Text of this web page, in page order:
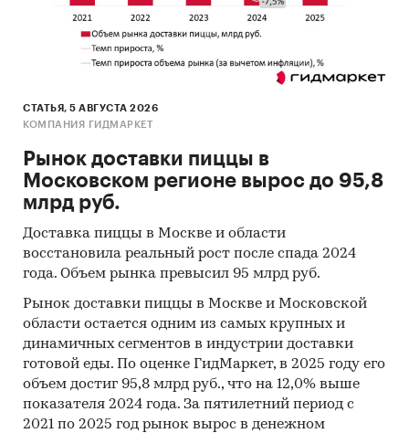
СТАТЬЯ, 5 АВГУСТА 2026
КОМПАНИЯ ГИДМАРКЕТ
Рынок доставки пиццы в
Московском регионе вырос до 95,8
млрд руб.
Доставка пиццы в Москве и области
восстановила реальный рост после спада 2024
года. Объем рынка превысил 95 млрд руб.
Рынок доставки пиццы в Москве и Московской
области остается одним из самых крупных и
динамичных сегментов в индустрии доставки
готовой еды. По оценке ГидМаркет, в 2025 году его
объем достиг 95,8 млрд руб., что на 12,0% выше
показателя 2024 года. За пятилетний период с
2021 по 2025 год рынок вырос в денежном